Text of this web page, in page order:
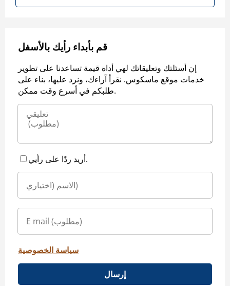
قم بأبداء رأيك بالأسفل
إن أسئلتك وتعليقاتك لهي أداة قيمة تساعدنا على تطوير
خدمات موقع ماسكوس. نقرأ آراءك، ونرد عليها، بناء على
طلبكم في أسرع وقت ممكن.
أريد ردًا على رأيي.
سياسة الخصوصية
إرسال